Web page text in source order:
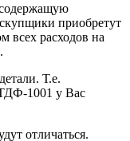
содержащую
приобретут
всех расходов на
Т.е.
1001 у Вас
отличаться.